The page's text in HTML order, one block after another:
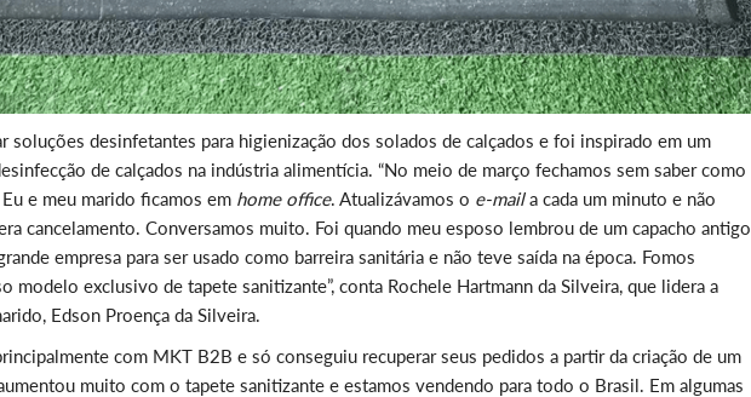
soluções desinfetantes para higienização dos solados de calçados e foi inspirado em um
de calçados na indústria alimentícia. “No meio de março fechamos sem saber como
e meu marido ficamos em home office. Atualizávamos o e-maila cada um minuto e não
cancelamento. Conversamos muito. Foi quando meu esposo lembrou de um capacho antigo
empresa para ser usado como barreira sanitária e não teve saída na época. Fomos
modelo exclusivo de tapete sanitizante”, conta Rochele Hartmann da Silveira, que lidera a
Edson Proença da Silveira.
com MKT B2B e só conseguiu recuperar seus pedidos a partir da criação de um
muito com o tapete sanitizante e estamos vendendo para todo o Brasil. Em algumas